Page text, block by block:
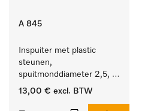
A 845
Inspuiter met plastic
steunen,
spuitmonddiameter 2,5,
lengte 125 mm, 1 stuk.
13,00 € excl. BTW